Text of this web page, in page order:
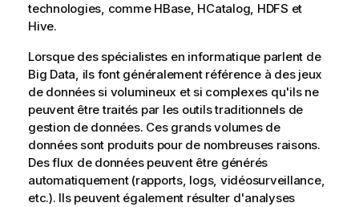
technologies, comme HBase, HCatalog, HDFS et
Hive.
Lorsque des spécialistes en informatique parlent de
Big Data, ils font généralement référence à des jeux
de données si volumineux et si complexes qu'ils ne
peuvent être traités par les outils traditionnels de
gestion de données. Ces grands volumes de
données sont produits pour de nombreuses raisons.
Des flux de données peuvent être générés
automatiquement (rapports, logs, vidéosurveillance,
etc.). Ils peuvent également résulter d'analyses